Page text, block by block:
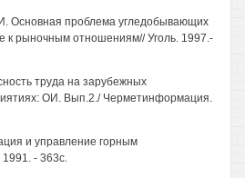
Основная проблема угледобывающих
к рыночным отношениям// Уголь. 1997.-
труда на зарубежных
ОИ. Вып.2./ Черметинформация.
и управление горным
- 363с.